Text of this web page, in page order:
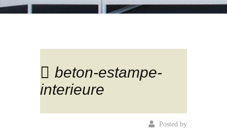
beton-estampe-
interieure
Posted by